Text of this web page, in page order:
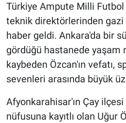
Türkiye Ampute Milli Futbol
teknik direktörlerinden gazi
haber geldi. Ankara'da bir
gördüğü hastanede yaşam
kaybeden Özcan'ın vefatı,
sevenleri arasında büyük
Afyonkarahisar'ın Çay
nüfusuna kayıtlı olan Uğur